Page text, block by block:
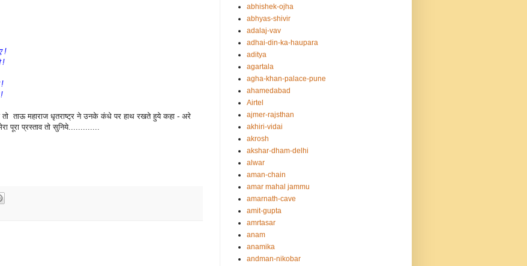
!
!
!
ताऊ महाराज धृतराष्ट्र ने उनके कंधे पर हाथ रखते हुये कहा - अरे
पूरा प्रस्ताव तो सुनिये.............
abhishek-ojha
abhyas-shivir
adalaj-vav
adhai-din-ka-haupara
aditya
agartala
agha-khan-palace-pune
ahamedabad
Airtel
ajmer-rajsthan
akhiri-vidai
akrosh
akshar-dham-delhi
alwar
aman-chain
amar mahal jammu
amarnath-cave
amit-gupta
amrtasar
anam
anamika
andman-nikobar